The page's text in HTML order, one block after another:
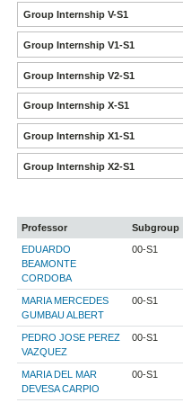
Group Internship V-S1
Group Internship V1-S1
Group Internship V2-S1
Group Internship X-S1
Group Internship X1-S1
Group Internship X2-S1
Professor Subgroup
EDUARDO
BEAMONTE
CORDOBA
00-S1
MARIA MERCEDES
GUMBAU ALBERT
00-S1
PEDRO JOSE PEREZ
VAZQUEZ
00-S1
MARIA DEL MAR
DEVESA CARPIO
00-S1